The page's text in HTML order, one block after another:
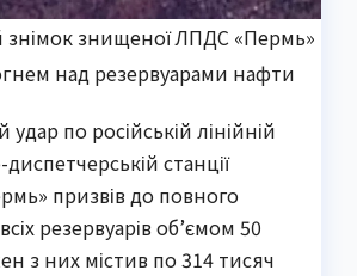
знімок знищеної ЛПДС «Пермь»
над резервуарами нафти
удар по російській лінійній
станції
призвів до повного
резервуарів об’ємом 50
з них містив по 314 тисяч